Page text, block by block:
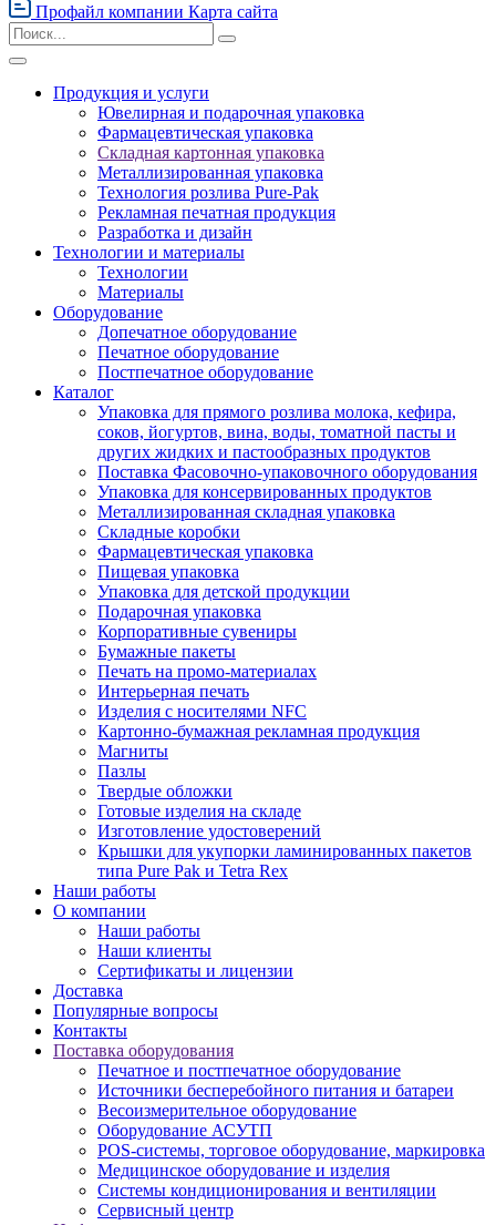
Профайл компании Карта сайта
Продукция и услуги
Ювелирная и подарочная упаковка
Фармацевтическая упаковка
Складная картонная упаковка
Металлизированная упаковка
Технология розлива Pure-Pak
Рекламная печатная продукция
Разработка и дизайн
Технологии и материалы
Технологии
Материалы
Оборудование
Допечатное оборудование
Печатное оборудование
Постпечатное оборудование
Каталог
Упаковка для прямого розлива молока, кефира,
соков, йогуртов, вина, воды, томатной пасты и
других жидких и пастообразных продуктов
Поставка Фасовочно-упаковочного оборудования
Упаковка для консервированных продуктов
Металлизированная складная упаковка
Складные коробки
Фармацевтическая упаковка
Пищевая упаковка
Упаковка для детской продукции
Подарочная упаковка
Корпоративные сувениры
Бумажные пакеты
Печать на промо-материалах
Интерьерная печать
Изделия с носителями NFC
Картонно-бумажная рекламная продукция
Магниты
Пазлы
Твердые обложки
Готовые изделия на складе
Изготовление удостоверений
Крышки для укупорки ламинированных пакетов
типа Pure Pak и Tetra Rex
Наши работы
О компании
Наши работы
Наши клиенты
Сертификаты и лицензии
Доставка
Популярные вопросы
Контакты
Поставка оборудования
Печатное и постпечатное оборудование
Источники бесперебойного питания и батареи
Весоизмерительное оборудование
Оборудование АСУТП
POS-системы, торговое оборудование, маркировка
Медицинское оборудование и изделия
Системы кондиционирования и вентиляции
Сервисный центр